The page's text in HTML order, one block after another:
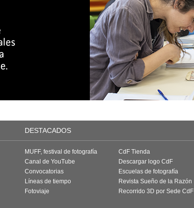
DESTACADOS
MUFF, festival de fotografía
Canal de YouTube
Convocatorias
Líneas de tiempo
Fotoviaje
CdF Tienda
Descargar logo CdF
Escuelas de fotografía
Revista Sueño de la Razón
Recorrido 3D por Sede CdF